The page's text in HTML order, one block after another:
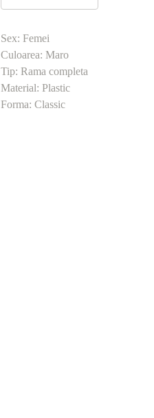
Sex: Femei
Culoarea: Maro
Tip: Rama completa
Material: Plastic
Forma: Classic